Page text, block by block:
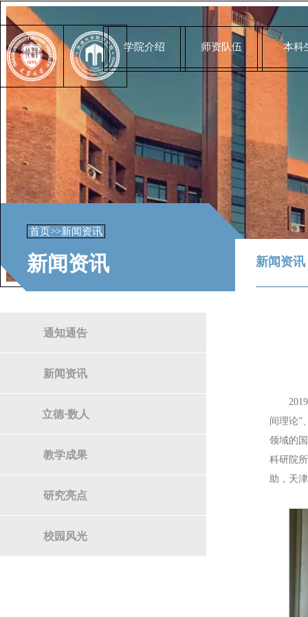
学院介绍 师资队伍 本科
首页>>新闻资讯
新闻资讯
通知通告
新闻资讯
立德·数人
教学成果
研究亮点
校园风光
新闻资讯
间理论”
领域的
科研院
助，天